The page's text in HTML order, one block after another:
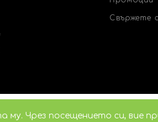
Свържете
с платформата:
му. Чрез посещението си, вие